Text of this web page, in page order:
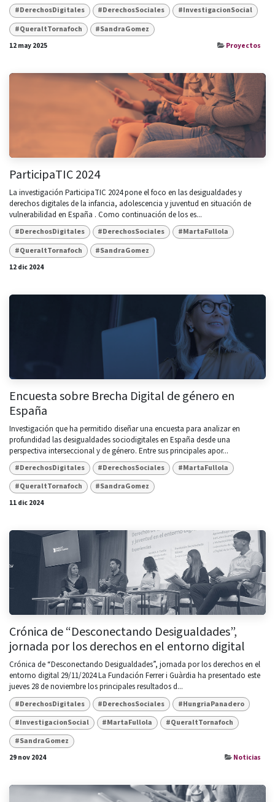
#DerechosDigitales #DerechosSociales
#InvestigacionSocial
#QueraltTornafoch
#SandraGomez
12 may 2025
Proyectos
ParticipaTIC 2024
La investigación ParticipaTIC 2024 pone el foco en las desigualdades y
derechos digitales de la infancia, adolescencia y juventud en situación de
vulnerabilidad en España . Como continuación de los es...
#DerechosDigitales #DerechosSociales
#MartaFullola
#QueraltTornafoch
#SandraGomez
12 dic 2024
Encuesta sobre Brecha Digital de género en
España
Investigación que ha permitido diseñar una encuesta para analizar en
profundidad las desigualdades sociodigitales en España desde una
perspectiva interseccional y de género. Entre sus principales apor...
#DerechosDigitales #DerechosSociales
#MartaFullola
#QueraltTornafoch
#SandraGomez
11 dic 2024
Crónica de “Desconectando Desigualdades”,
jornada por los derechos en el entorno digital
Crónica de “Desconectando Desigualdades”, jornada por los derechos en el
entorno digital 29/11/2024 La Fundación Ferrer i Guàrdia ha presentado este
jueves 28 de noviembre los principales resultados d...
#DerechosDigitales #DerechosSociales
#HungriaPanadero
#InvestigacionSocial
#MartaFullola
#QueraltTornafoch
#SandraGomez
29 nov 2024
Noticias